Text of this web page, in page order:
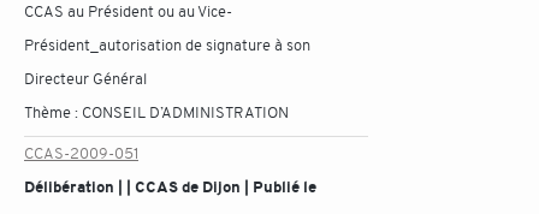
CCAS au Président ou au Vice-
Président_autorisation de signature à son
Directeur Général
Thème : CONSEIL D’ADMINISTRATION
CCAS-2009-051
Délibération | | CCAS de Dijon | Publié le